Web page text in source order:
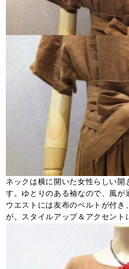
ネックは横に開いた女性らしい
す。ゆとりのある袖なので、風が
ウエストには友布のベルトが付
が。スタイルアップ＆アクセント